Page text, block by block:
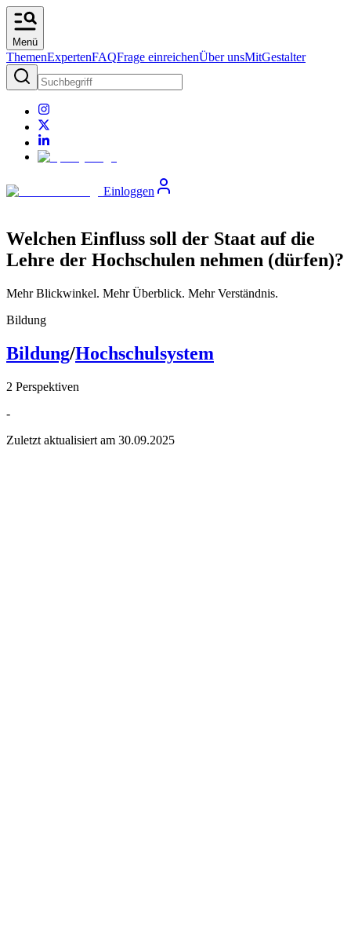
Menü
ThemenExpertenFAQFrage einreichenÜber unsMitGestalter
Einloggen
Welchen Einfluss soll der Staat auf die
Lehre der Hochschulen nehmen (dürfen)?
Mehr Blickwinkel. Mehr Überblick. Mehr Verständnis.
Bildung
Bildung/Hochschulsystem
2 Perspektiven
-
Zuletzt aktualisiert am 30.09.2025